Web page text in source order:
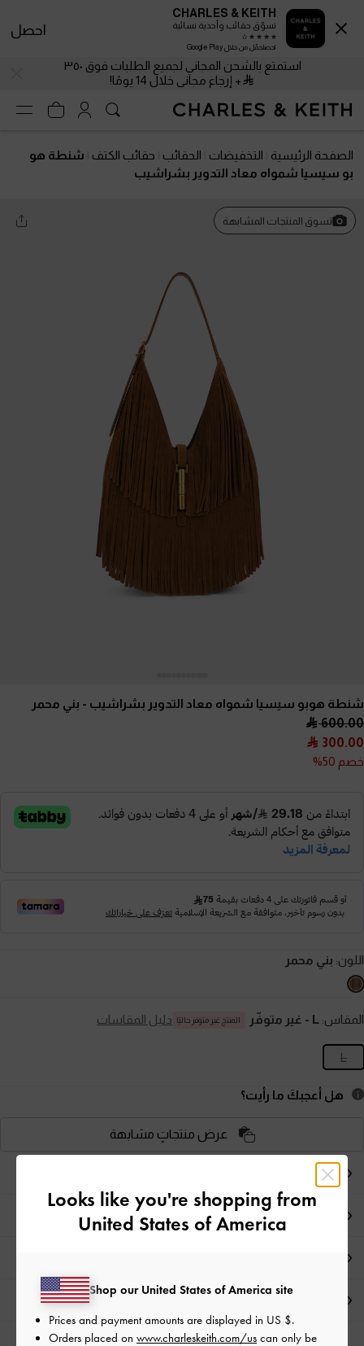
استمتع بالشحن المجاني لجميع الطلبات فوق ٣٥٠
+ إرجاع مجاني خلال 14 يومًا!
الصفحة الرئيسية التخفيضات الحقائب حقائب الكتف
شنطة هو
بو سيسيا شمواه معاد التدوير بشراشيب
تسوق المنتجات المشابهة
شنطة هوبو سيسيا شمواه معاد التدوير بشراشيب - بني محمر
600.00
300.00
خصم 50%
اللون: بني محمر
المقاس: L - غير متوفّر المنتج غير متوفر حاليًا دليل المقاسات
L
هل أعجبكَ ما رأيت؟
عرض منتجاتٍ مشابهة
ملاحظات المحرر
تفاصيل المنتج
CHARLES & KEITH
تسوّق حقائب وأحذية نسائية
احصلحمّل من خلال Google Play
احصل
Looks like you're shopping from
United States of America
Shop our United States of America site
Prices and payment amounts are displayed in US $.
Orders placed on www.charleskeith.com/us can only be